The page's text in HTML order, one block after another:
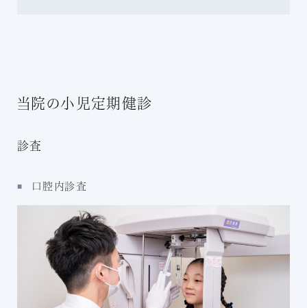
当院の小児定期健診
診査
口腔内診査